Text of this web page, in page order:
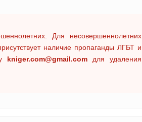
Для несовершеннолетних
наличие пропаганды ЛГБТ и
kniger.com@gmail.com для удаления